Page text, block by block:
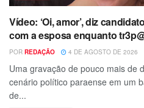
Vídeo: ‘Oi, amor’, diz
com a esposa enquanto
POR REDAÇÃO 4 DE AGOSTO DE 2026
Uma gravação de pouco mais de
cenário político paraense em um
de...